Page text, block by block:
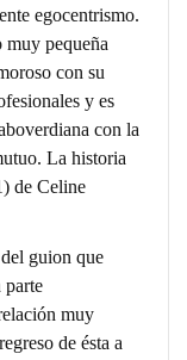
egocentrismo.
muy pequeña
con su
y es
con la
La historia
de Celine
guion que
parte
muy
de ésta a